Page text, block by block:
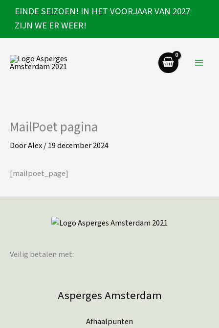
EINDE SEIZOEN! IN HET VOORJAAR VAN 2027
ZIJN WE ER WEER!
MailPoet pagina
DoorAlex/19 december 2024
[mailpoet_page]
Veilig betalen met:
Asperges Amsterdam
Afhaalpunten